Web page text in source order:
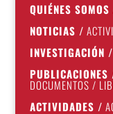
QUIÉNES SOMOS
NOTICIAS /
INVESTIGACIÓN /
PUBLICACIONES
DOCUMENTOS /
ACTIVIDADES /